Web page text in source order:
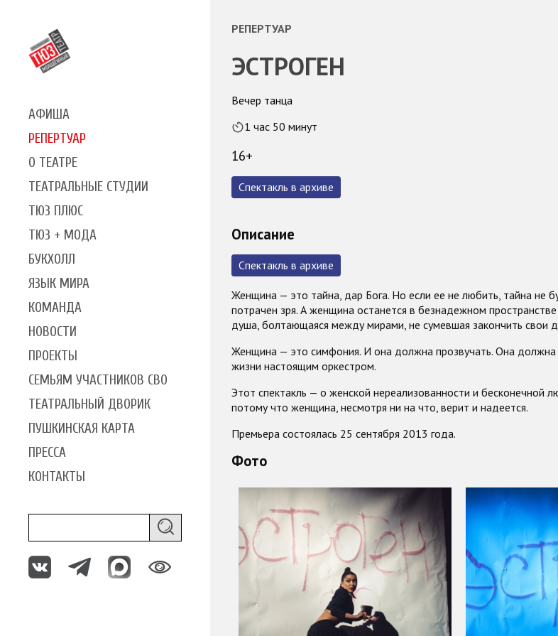
АФИША
РЕПЕРТУАР
О ТЕАТРЕ
ТЕАТРАЛЬНЫЕ СТУДИИ
ТЮЗ ПЛЮС
ТЮЗ + МОДА
БУКХОЛЛ
ЯЗЫК МИРА
КОМАНДА
НОВОСТИ
ПРОЕКТЫ
СЕМЬЯМ УЧАСТНИКОВ СВО
ТЕАТРАЛЬНЫЙ ДВОРИК
ПУШКИНСКАЯ КАРТА
ПРЕССА
КОНТАКТЫ
РЕПЕРТУАР
ЭСТРОГЕН
Вечер танца
1 час 50 минут
16+
Спектакль в архиве
Описание
Спектакль в архиве
Женщина — это тайна, дар Бога. Но если ее не любить, тайна не
потрачен зря. А женщина останется в безнадежном
душа, болтающаяся между мирами, не сумевшая закончить свои
Женщина — это симфония. И она должна прозвучать. Она должна
жизни настоящим оркестром.
Этот спектакль — о женской нереализованности и бесконечной
потому что женщина, несмотря ни на что, верит и надеется.
Премьера состоялась 25 сентября 2013 года.
Фото